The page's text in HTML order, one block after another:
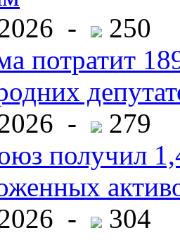
-
250
потратит
-
279
получил
-
304